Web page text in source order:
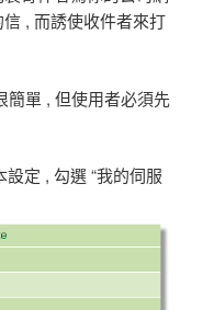
, 而誘使收件者來打
簡單 , 但使用者必須先
定 , 勾選 “我的伺服